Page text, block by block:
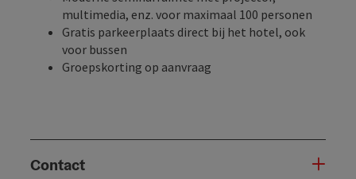
multimedia, enz. voor maximaal 100 personen
Gratis parkeerplaats direct bij het hotel, ook
voor bussen
Groepskorting op aanvraag
Contact